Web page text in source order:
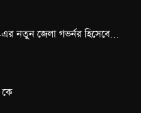
এর নতুন জেলা গভর্নর হিসেবে…
কে